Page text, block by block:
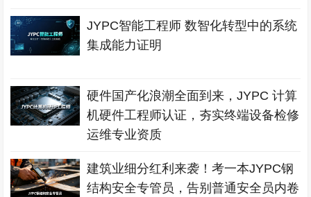
JYPC智能工程师 数智化转型中的系统
集成能力证明
硬件国产化浪潮全面到来，JYPC 计算
机硬件工程师认证，夯实终端设备检修
运维专业资质
建筑业细分红利来袭！考一本JYPC钢
结构安全专管员，告别普通安全员内卷